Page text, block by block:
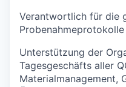
Verantwortlich für die
Unterstützung der
Tagesgeschäfts aller
Materialmanagement,